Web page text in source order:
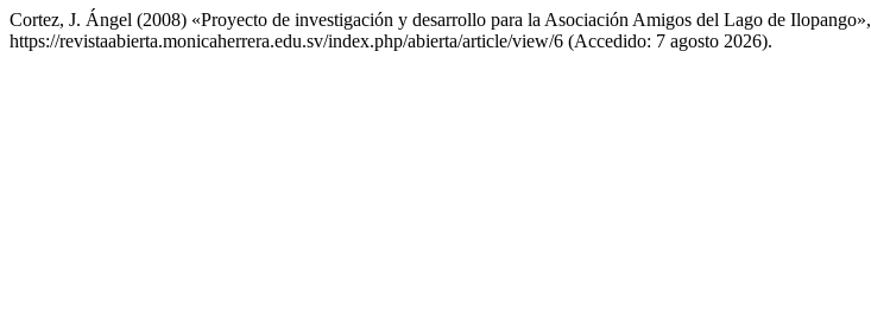
Cortez, J. Ángel (2008) «Proyecto de investigación y desarrollo para la Asociación Amigos del Lago de Ilopango»,
https://revistaabierta.monicaherrera.edu.sv/index.php/abierta/article/view/6 (Accedido: 7 agosto 2026).